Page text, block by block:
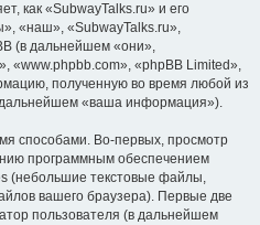
как «SubwayTalks.ru» и его
«наш», «SubwayTalks.ru»,
(в дальнейшем «они»,
«www.phpbb.com», «phpBB Limited»,
полученную во время любой из
дальнейшем «ваша информация»).
способами. Во-первых, просмотр
программным обеспечением
(небольшие текстовые файлы,
вашего браузера). Первые две
пользователя (в дальнейшем